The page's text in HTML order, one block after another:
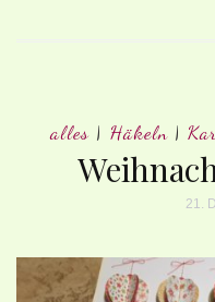
alles | Häkeln |
21.